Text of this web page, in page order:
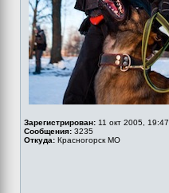
Зарегистрирован: 11 окт 2005, 19:47
Сообщения: 3235
Откуда: Красногорск МО